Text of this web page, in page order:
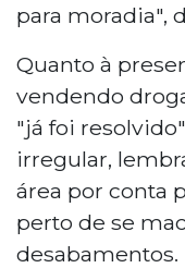
para moradia",
Quanto à
vendendo
"já foi
irregular,
área por conta
perto de se
desabamentos.